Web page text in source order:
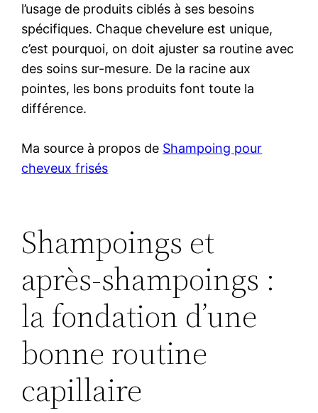
l’usage de produits ciblés à ses besoins
spécifiques. Chaque chevelure est unique,
c’est pourquoi, on doit ajuster sa routine avec
des soins sur-mesure. De la racine aux
pointes, les bons produits font toute la
différence.
Ma source à propos de Shampoing pour
cheveux frisés
Shampoings et
après-shampoings :
la fondation d’une
bonne routine
capillaire